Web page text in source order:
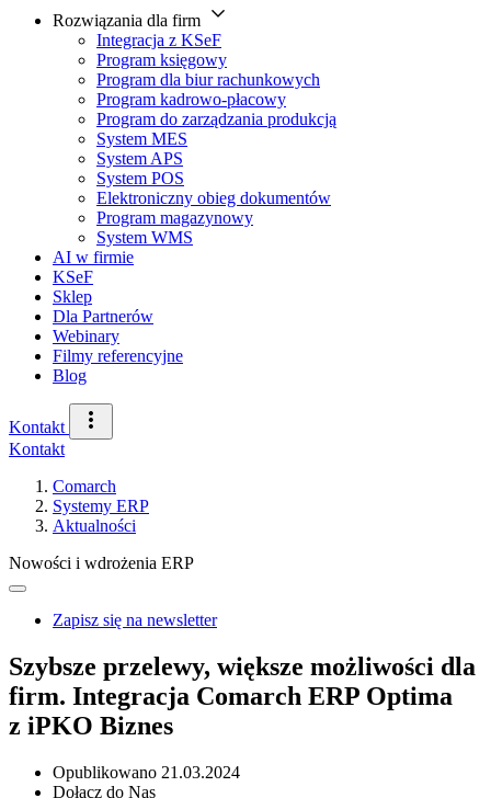
Rozwiązania dla firm
Integracja z KSeF
Program księgowy
Program dla biur rachunkowych
Program kadrowo-płacowy
Program do zarządzania produkcją
System MES
System APS
System POS
Elektroniczny obieg dokumentów
Program magazynowy
System WMS
AI w firmie
KSeF
Sklep
Dla Partnerów
Webinary
Filmy referencyjne
Blog
Kontakt
Kontakt
Comarch
Systemy ERP
Aktualności
Nowości i wdrożenia ERP
Zapisz się na newsletter
Szybsze przelewy, większe możliwości dla
firm. Integracja Comarch ERP Optima
z iPKO Biznes
Opublikowano 21.03.2024
Dołącz do Nas